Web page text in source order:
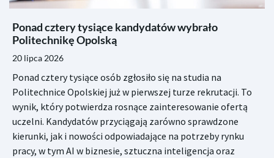
Ponad cztery tysiące kandydatów wybrało
Politechnikę Opolską
20 lipca 2026
Ponad cztery tysiące osób zgłosiło się na studia na
Politechnice Opolskiej już w pierwszej turze rekrutacji. To
wynik, który potwierdza rosnące zainteresowanie ofertą
uczelni. Kandydatów przyciągają zarówno sprawdzone
kierunki, jak i nowości odpowiadające na potrzeby rynku
pracy, w tym AI w biznesie, sztuczna inteligencja oraz